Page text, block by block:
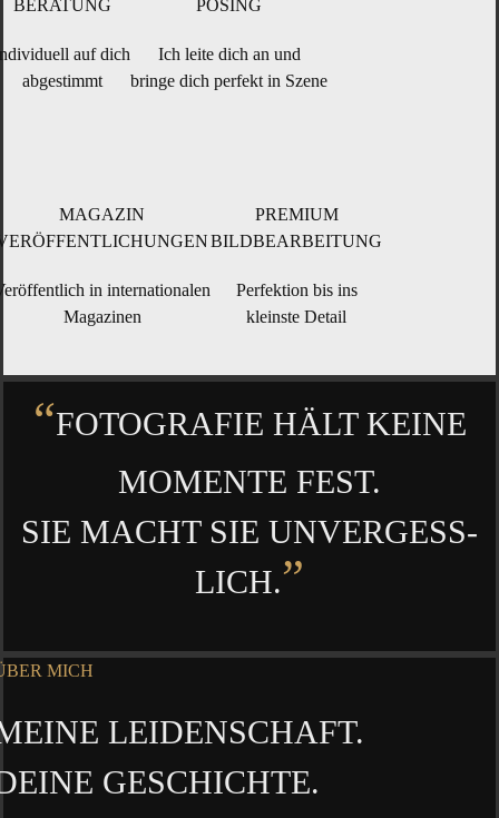
BERATUNG
auf dich
abgestimmt
POSING
Ich lei­te dich an und
brin­ge dich per­fekt in Szene
MAGA­ZIN
in internationalen
Magazinen
PRE­MI­UM
BILDBEARBEITUNG
Per­fek­ti­on bis ins
kleins­te Detail
“FOTO­GRA­FIE HÄLT KEI­NE
MOMEN­TE FEST.
SIE MACHT SIE UNVER­GESS­
LICH.”
MICH
LEIDENSCHAFT.
GESCHICHTE.